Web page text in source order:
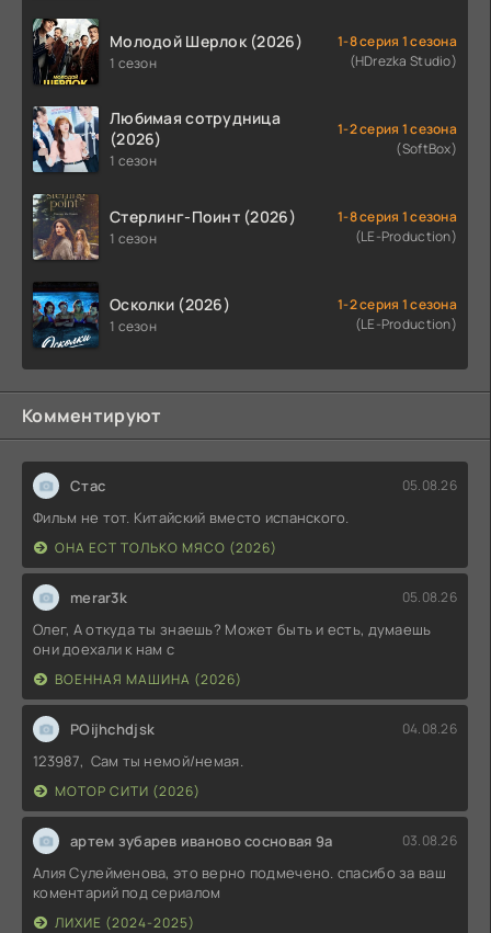
Молодой Шерлок (2026)
1 сезон
1-8 серия 1 сезона
(HDrezka Studio)
Любимая сотрудница
(2026)
1 сезон
1-2 серия 1 сезона
(SoftBox)
Стерлинг-Поинт (2026)
1 сезон
1-8 серия 1 сезона
(LE-Production)
Осколки (2026)
1 сезон
1-2 серия 1 сезона
(LE-Production)
Комментируют
Стас 05.08.26
Фильм не тот. Китайский вместо испанского.
ОНА ЕСТ ТОЛЬКО МЯСО (2026)
merar3k 05.08.26
Олег, А откуда ты знаешь? Может быть и есть, думаешь
они доехали к нам с
ВОЕННАЯ МАШИНА (2026)
POijhchdjsk 04.08.26
123987, Сам ты немой/немая.
МОТОР СИТИ (2026)
артем зубарев иваново сосновая 9а 03.08.26
Алия Сулейменова, это верно подмечено. спасибо за ваш
коментарий под сериалом
ЛИХИЕ (2024-2025)